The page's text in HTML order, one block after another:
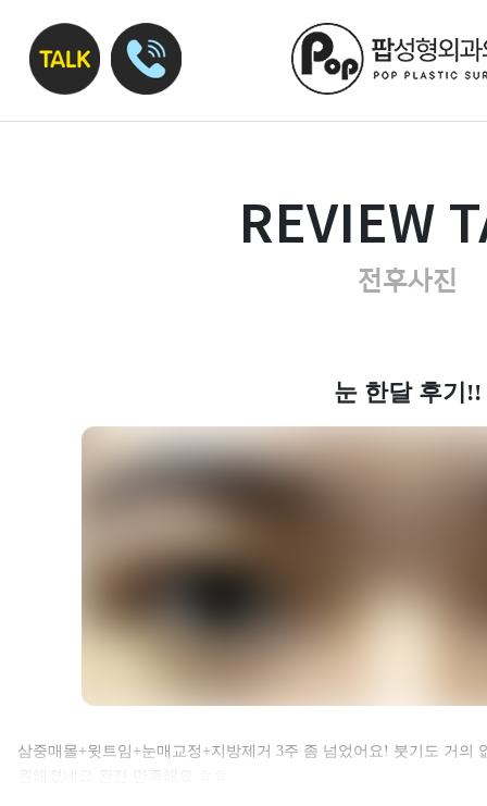
REVIEW
전후사진
눈 한달 후기!!
셀카후기 전체 내용은
로그인 후 확인하실 수 있습니다.
삼중매몰+윗트임+눈매교정+지방제거 3주 좀 넘었어요! 붓기도 거의
원해졌네요 완전 만족해요 ㅎㅎ